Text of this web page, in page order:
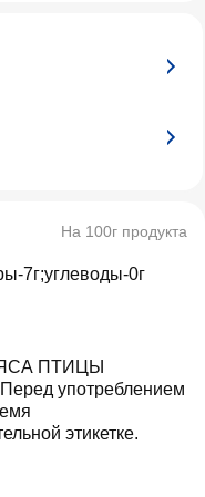
На 100г продукта
7г;углеводы-0г
ПТИЦЫ
употреблением
этикетке.